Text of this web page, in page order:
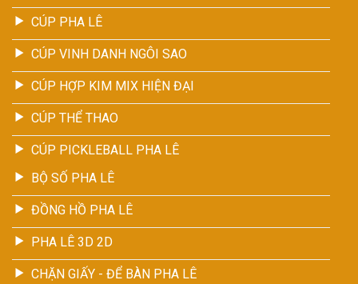
CÚP PHA LÊ
CÚP VINH DANH NGÔI SAO
CÚP HỢP KIM MIX HIỆN ĐẠI
CÚP THỂ THAO
CÚP PICKLEBALL PHA LÊ
BỘ SỐ PHA LÊ
ĐỒNG HỒ PHA LÊ
PHA LÊ 3D 2D
CHẶN GIẤY - ĐỂ BÀN PHA LÊ